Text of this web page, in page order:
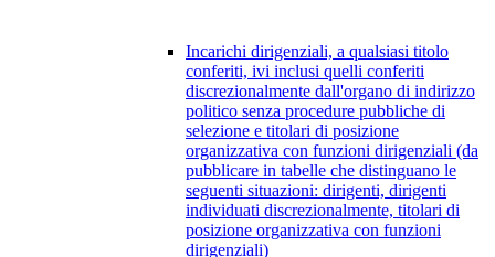
Incarichi dirigenziali, a qualsiasi titolo
conferiti, ivi inclusi quelli conferiti
discrezionalmente dall'organo di indirizzo
politico senza procedure pubbliche di
selezione e titolari di posizione
organizzativa con funzioni dirigenziali (da
pubblicare in tabelle che distinguano le
seguenti situazioni: dirigenti, dirigenti
individuati discrezionalmente, titolari di
posizione organizzativa con funzioni
dirigenziali)